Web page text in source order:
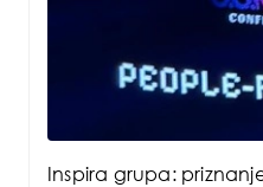
Inspira grupa: